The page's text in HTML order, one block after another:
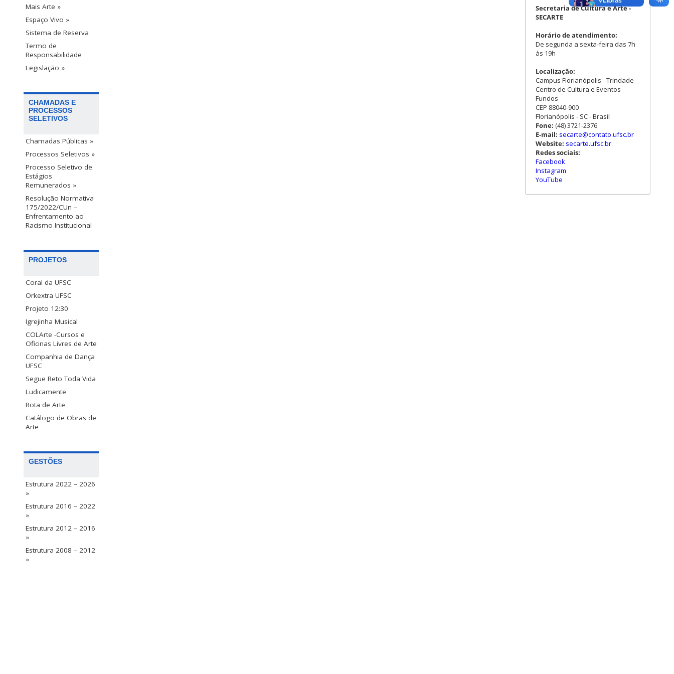
Mais Arte »
Espaço Vivo »
Sistema de Reserva
Termo de
Responsabilidade
Legislação »
CHAMADAS E
PROCESSOS
SELETIVOS
Chamadas Públicas »
Processos Seletivos »
Processo Seletivo de
Estágios
Remunerados »
Resolução Normativa
175/2022/CUn –
Enfrentamento ao
Racismo Institucional
PROJETOS
Coral da UFSC
Orkextra UFSC
Projeto 12:30
Igrejinha Musical
COLArte -Cursos e
Oficinas Livres de Arte
Companhia de Dança
UFSC
Segue Reto Toda Vida
Ludicamente
Rota de Arte
Catálogo de Obras de
Arte
GESTÕES
Estrutura 2022 – 2026
»
Estrutura 2016 – 2022
»
Estrutura 2012 – 2016
»
Estrutura 2008 – 2012
»
Secretaria de Cultura e Arte -
SECARTE
Horário de atendimento:
De segunda a sexta-feira das 7h
às 19h
Localização:
Campus Florianópolis - Trindade
Centro de Cultura e Eventos -
Fundos
CEP 88040-900
Florianópolis - SC - Brasil
Fone: (48) 3721-2376
E-mail: secarte@contato.ufsc.br
Website: secarte.ufsc.br
Redes sociais:
Facebook
Instagram
YouTube